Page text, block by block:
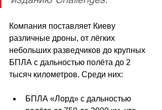
Компания поставляет Киеву
различные дроны, от лёгких
небольших разведчиков до крупных
БПЛА с дальностью полёта до 2
тысяч километров. Среди них:
БПЛА «Лорд» с дальностью